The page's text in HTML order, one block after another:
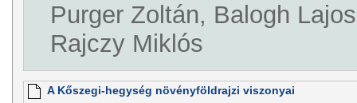
Purger Zoltán, Balogh
Rajczy Miklós
A Kőszegi-hegység növényföldrajzi viszonyai